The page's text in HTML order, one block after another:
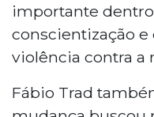
importante
conscientização
violência contra a
Fábio Trad